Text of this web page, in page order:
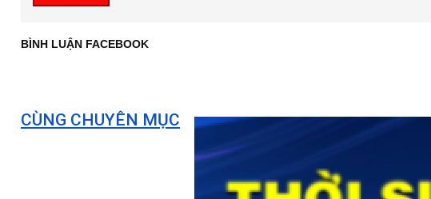
BÌNH LUẬN FACEBOOK
CÙNG CHUYÊN MỤC